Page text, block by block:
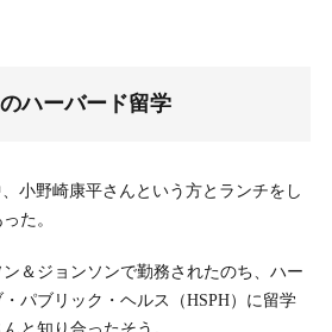
ハーバード留学
小野崎康平さんという方とランチをし
た。
＆ジョンソンで勤務されたのち、ハー
パブリック・ヘルス（HSPH）に留学